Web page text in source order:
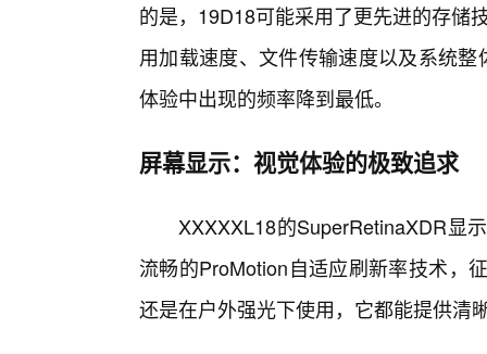
的是，19D18可能采用了更先进的存储
用加载速度、文件传输速度以及系统
体验中出现的频率降到最低。
屏幕显示：视觉体验的极致追求
XXXXXL18的SuperRetinaXDR显
流畅的ProMotion自适应刷新率技术，
还是在户外强光下使用，它都能提供清